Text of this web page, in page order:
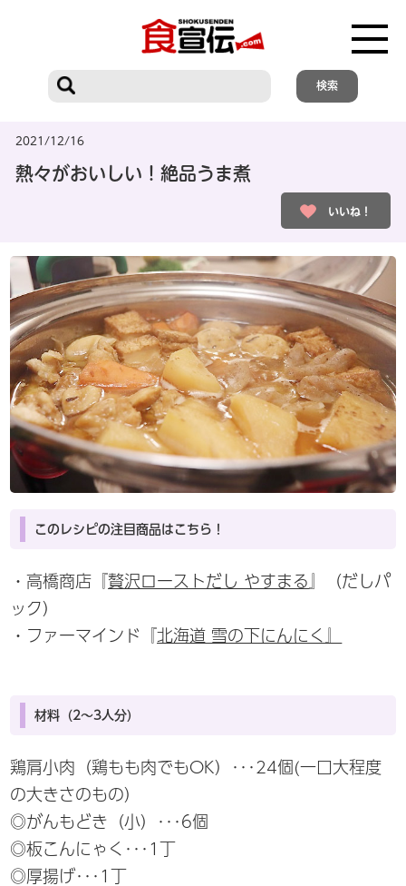
2021/12/16
熱々がおいしい！絶品うま煮
いいね！
このレシピの注目商品はこちら！
・高橋商店『贅沢ローストだし やすまる
』（だしパ
ック）
・ファーマインド『北海道 雪の下にんにく』
材料（2～3人分）
鶏肩小肉（鶏もも肉でもOK）･･･24個(一口大程度
の大きさのもの）
◎がんもどき（小）･･･6個
◎板こんにゃく･･･1丁
◎厚揚げ･･･1丁